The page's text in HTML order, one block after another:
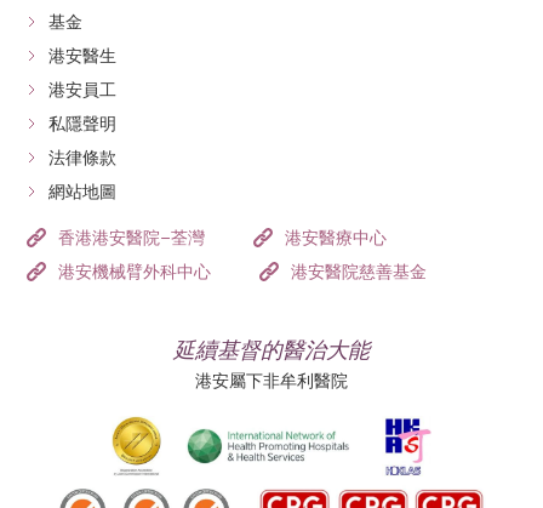
基金
港安醫生
港安員工
私隱聲明
法律條款
網站地圖
香港港安醫院–荃灣
港安醫療中心
港安機械臂外科中心
港安醫院慈善基金
延續基督的醫治大能
港安屬下非牟利醫院